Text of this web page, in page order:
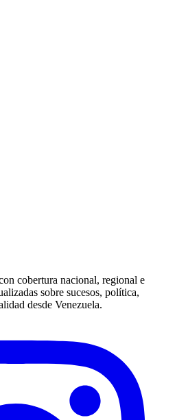
cobertura nacional, regional e
sobre sucesos, política,
desde Venezuela.